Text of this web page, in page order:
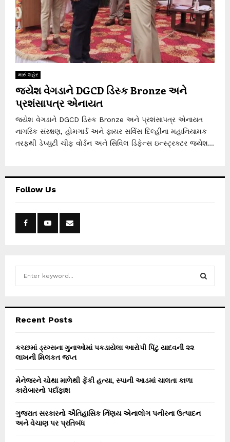
મારું શહેર
જયેશ વેગડાને DGCD ડિસ્ક Bronze અને
પ્રશંસાપત્ર એનાયત
જયેશ વેગડાને DGCD ડિસ્ક Bronze અને પ્રશંસાપત્ર એનાયત
નાગરિક સંરક્ષણ, હોમગાર્ડ અને ફાયર સર્વિસ દિલ્હીના મહાનિયામક
તરફથી ડેપ્યુટી ચીફ વોર્ડન અને સિવિલ ડિફેન્સ ઇન્સ્ટ્રક્ટર જયેશ...
Follow Us
h
o
r
Recent Posts
કચ્છમાં ડ્રગ્સના ગુનાઓમાં પકડાયેલા આરોપી પિંટુ યાદવની ૨૨
લાખની મિલકત જપ્ત
મેનેજરને ચોથા માળેથી ફેંકી હત્યા, સ્પાની આડમાં ચાલતા કાળા
કારોબારનો પર્દાફાશ
ગુજરાત સરકારનો ઐતિહાસિક ર્નિણય એનાલોગ પનીરના ઉત્પાદન
અને વેચાણ પર પ્રતિબંધ